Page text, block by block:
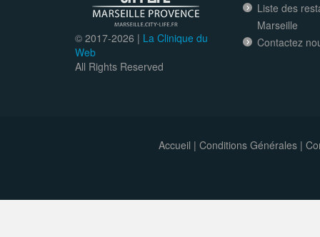
© 2017-2026 | La Clinique du
Web
All Rights Reserved
Liste des
Marseille
Contactez
Accueil | Conditions Générales|